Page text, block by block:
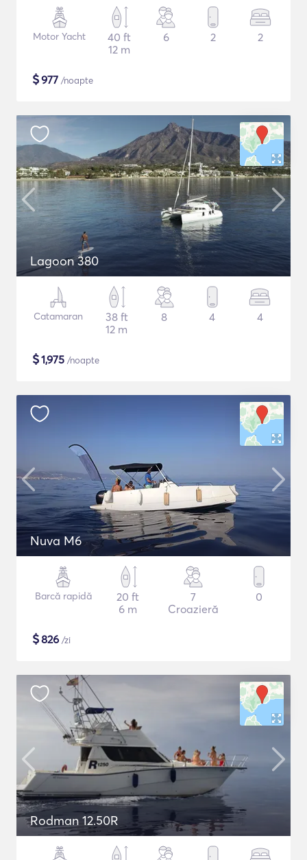
Motor Yacht
40 ft
12 m
6 2 2
$977 /noapte
Lagoon 380
Catamaran
38 ft
12 m
8 4 4
$1,975 /noapte
Nuva M6
Barcă rapidă
20 ft
6 m
7
Croazieră
0
$826 /zi
Rodman 12.50R